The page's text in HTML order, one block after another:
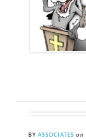
BYASSOCIATES on